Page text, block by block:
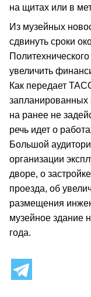
на щитах или в
Из музейных
сдвинуть сроки
увеличить
Как передает
на ранее не
речь идет о
Большой
организации
дворе, о
проезда, об
размещения
музейное здание
года.